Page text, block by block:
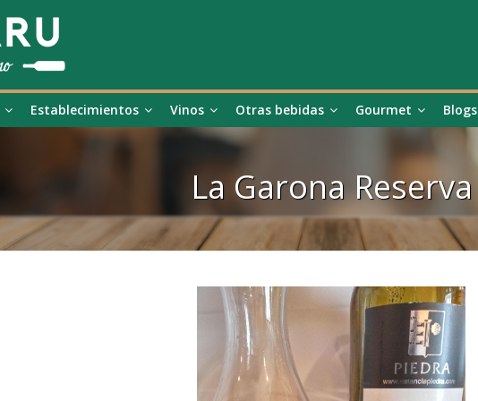
Establecimientos Vinos Otras bebidas Gourmet Blogs
La Garona Reserva